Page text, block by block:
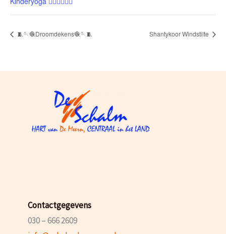
🧵🪡🧶Droomdekens🧶🪡🧵 Shantykoor Windstilte
Contactgegevens
030 – 666 2609